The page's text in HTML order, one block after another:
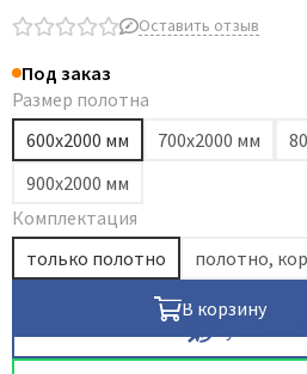
Brandoors
Comaglio
Comit
Covali
Dircode
Eclisse
El Porta
Fimet
Оставить отзыв
Под заказ
Размер полотна
600х2000 мм
700х2000 мм
900х2000 мм
Комплектация
только полотно
полотно,
В корзину